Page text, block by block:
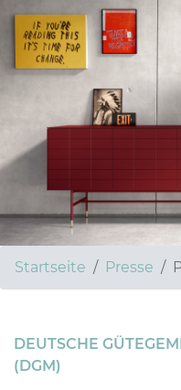
Startseite Presse
DEUTSCHE
(DGM)